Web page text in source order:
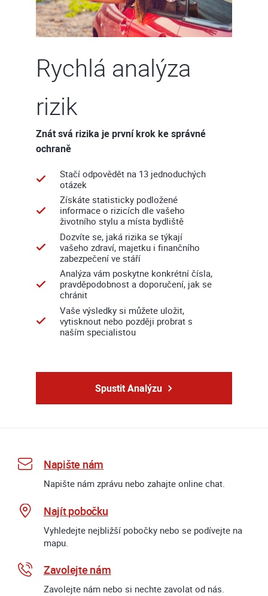
Rychlá analýza
rizik
Znát svá rizika je první krok ke správné
ochraně
Stačí odpovědět na 13 jednoduchých
otázek
Získáte statisticky podložené
informace o rizicích dle vašeho
životního stylu a místa bydliště
Dozvíte se, jaká rizika se týkají
vašeho zdraví, majetku i finančního
zabezpečení ve stáří
Analýza vám poskytne konkrétní čísla,
pravděpodobnost a doporučení, jak se
chránit
Vaše výsledky si můžete uložit,
vytisknout nebo později probrat s
naším specialistou
Spustit Analýzu
Napište nám
Napište nám zprávu nebo zahajte online chat.
Najít pobočku
Vyhledejte nejbližší pobočky nebo se podívejte na
mapu.
Zavolejte nám
Zavolejte nám nebo si nechte zavolat od nás.